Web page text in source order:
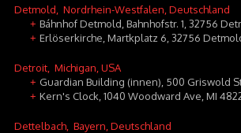
Detmold , Nordrhein-Westfalen, Deutschland
+ Báhnhof Detmold, Bahnhofstr. 1, 32756
+ Erlöserkirche, Martkplatz 6, 32756
Detroit , Michigan, USA
+ Guardian Building (innen), 500 Griswold
+ Kern's Clock, 1040 Woodward Ave, MI
Dettelbach , Bayern, Deutschland